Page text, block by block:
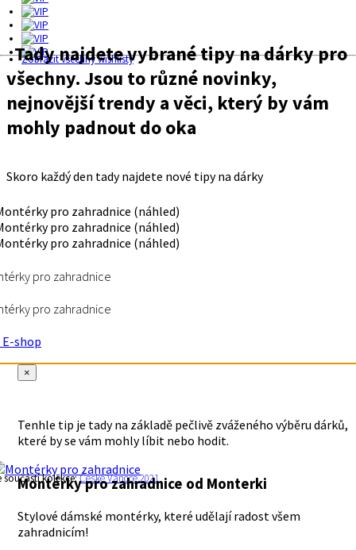
Zobrazit všechny wishlisty
Tady najdete vybrané tipy na dárky pro
všechny. Jsou to různé novinky,
nejnovější trendy a věci, který by vám
mohly padnout do oka
Skoro každý den tady najdete nové tipy na dárky
pro zahradnice
pro zahradnice
shop
×
Tenhle tip je tady na základě pečlivě zváženého výběru dárků,
které by se vám mohly líbit nebo hodit.
součástí kolekce:České Vánoce 2021
Montérky pro zahradnice od Monterki
Stylové dámské montérky, které udělají radost všem
zahradnicím!